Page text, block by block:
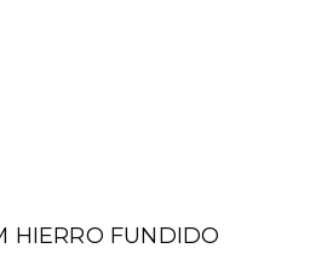
HIERRO FUNDIDO